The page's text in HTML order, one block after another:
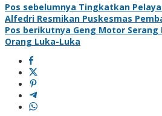
Pos sebelumnya Tingkatkan
Alfedri Resmikan Puskesmas
Pos berikutnya Geng Motor
Orang Luka-Luka